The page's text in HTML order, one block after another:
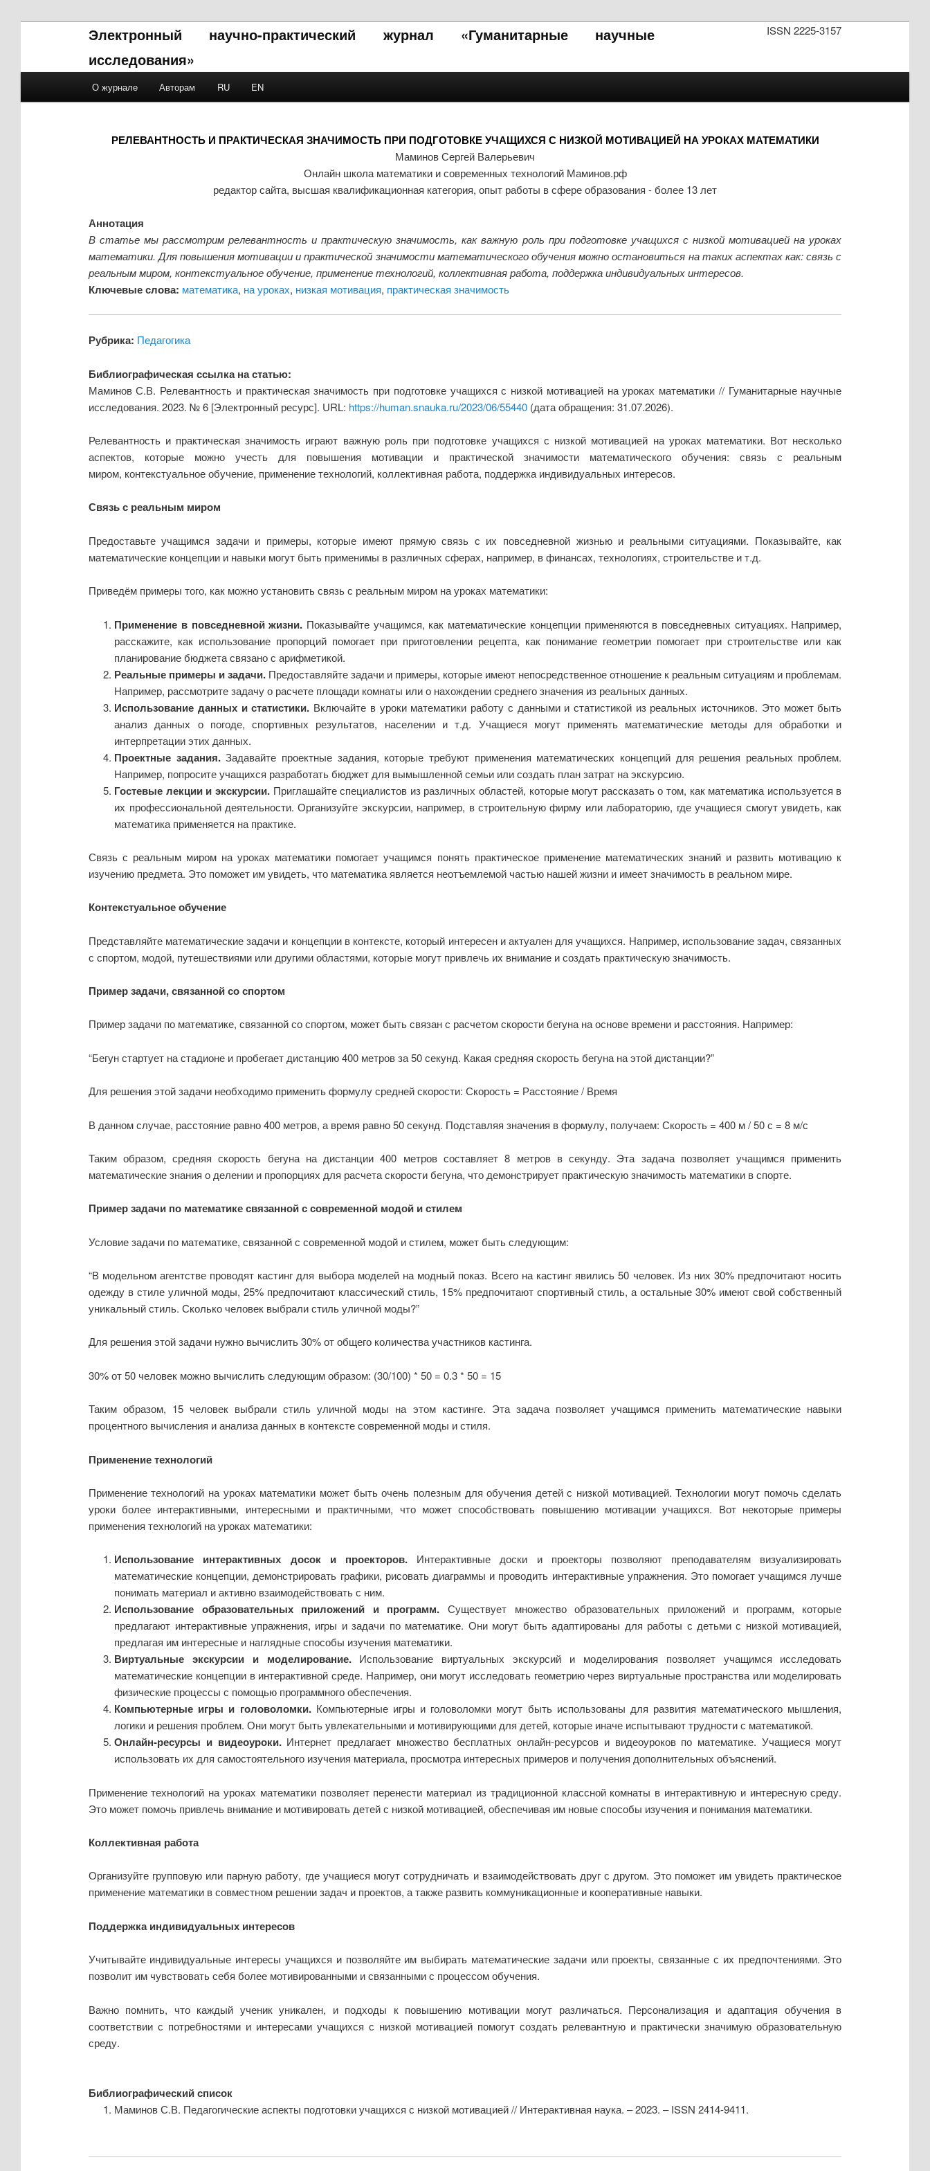
ISSN 2225-3157
Электронный научно-практический журнал «Гуманитарные научные
исследования»
Skip to primary content
Skip to secondary content
О журнале Авторам RU EN
РЕЛЕВАНТНОСТЬ И ПРАКТИЧЕСКАЯ ЗНАЧИМОСТЬ ПРИ ПОДГОТОВКЕ УЧАЩИХСЯ С НИЗКОЙ МОТИВАЦИЕЙ НА УРОКАХ МАТЕМАТИКИ
Маминов Сергей Валерьевич
Онлайн школа математики и современных технологий Маминов.рф
редактор сайта, высшая квалификационная категория, опыт работы в сфере образования - более 13 лет
Аннотация
В статье мы рассмотрим релевантность и практическую значимость, как важную роль при подготовке учащихся с низкой мотивацией на уроках
математики. Для повышения мотивации и практической значимости математического обучения можно остановиться на таких аспектах как: связь с
реальным миром, контекстуальное обучение, применение технологий, коллективная работа, поддержка индивидуальных интересов.
Ключевые слова: математика, на уроках, низкая мотивация, практическая значимость
Рубрика: Педагогика
Библиографическая ссылка на статью:
Маминов С.В. Релевантность и практическая значимость при подготовке учащихся с низкой мотивацией на уроках математики // Гуманитарные научные
исследования. 2023. № 6 [Электронный ресурс]. URL: https://human.snauka.ru/2023/06/55440(дата обращения: 31.07.2026).
Релевантность и практическая значимость играют важную роль при подготовке учащихся с низкой мотивацией на уроках математики. Вот несколько
аспектов, которые можно учесть для повышения мотивации и практической значимости математического обучения: связь с реальным
миром, контекстуальное обучение, применение технологий, коллективная работа, поддержка индивидуальных интересов.
Связь с реальным миром
Предоставьте учащимся задачи и примеры, которые имеют прямую связь с их повседневной жизнью и реальными ситуациями. Показывайте, как
математические концепции и навыки могут быть применимы в различных сферах, например, в финансах, технологиях, строительстве и т.д.
Приведём примеры того, как можно установить связь с реальным миром на уроках математики:
Применение в повседневной жизни. Показывайте учащимся, как математические концепции применяются в повседневных ситуациях. Например,
расскажите, как использование пропорций помогает при приготовлении рецепта, как понимание геометрии помогает при строительстве или как
планирование бюджета связано с арифметикой.
Реальные примеры и задачи. Предоставляйте задачи и примеры, которые имеют непосредственное отношение к реальным ситуациям и проблемам.
Например, рассмотрите задачу о расчете площади комнаты или о нахождении среднего значения из реальных данных.
Использование данных и статистики. Включайте в уроки математики работу с данными и статистикой из реальных источников. Это может быть
анализ данных о погоде, спортивных результатов, населении и т.д. Учащиеся могут применять математические методы для обработки и
интерпретации этих данных.
Проектные задания.Задавайте проектные задания, которые требуют применения математических концепций для решения реальных проблем.
Например, попросите учащихся разработать бюджет для вымышленной семьи или создать план затрат на экскурсию.
Гостевые лекции и экскурсии.Приглашайте специалистов из различных областей, которые могут рассказать о том, как математика используется в
их профессиональной деятельности. Организуйте экскурсии, например, в строительную фирму или лабораторию, где учащиеся смогут увидеть, как
математика применяется на практике.
Связь с реальным миром на уроках математики помогает учащимся понять практическое применение математических знаний и развить мотивацию к
изучению предмета. Это поможет им увидеть, что математика является неотъемлемой частью нашей жизни и имеет значимость в реальном мире.
Контекстуальное обучение
Представляйте математические задачи и концепции в контексте, который интересен и актуален для учащихся. Например, использование задач, связанных
с спортом, модой, путешествиями или другими областями, которые могут привлечь их внимание и создать практическую значимость.
Пример задачи, связанной со спортом
Пример задачи по математике, связанной со спортом, может быть связан с расчетом скорости бегуна на основе времени и расстояния. Например:
“Бегун стартует на стадионе и пробегает дистанцию 400 метров за 50 секунд. Какая средняя скорость бегуна на этой дистанции?”
Для решения этой задачи необходимо применить формулу средней скорости: Скорость = Расстояние / Время
В данном случае, расстояние равно 400 метров, а время равно 50 секунд. Подставляя значения в формулу, получаем: Скорость = 400 м / 50 с = 8 м/с
Таким образом, средняя скорость бегуна на дистанции 400 метров составляет 8 метров в секунду. Эта задача позволяет учащимся применить
математические знания о делении и пропорциях для расчета скорости бегуна, что демонстрирует практическую значимость математики в спорте.
Пример задачи по математике связанной с современной модой и стилем
Условие задачи по математике, связанной с современной модой и стилем, может быть следующим:
“В модельном агентстве проводят кастинг для выбора моделей на модный показ. Всего на кастинг явились 50 человек. Из них 30% предпочитают носить
одежду в стиле уличной моды, 25% предпочитают классический стиль, 15% предпочитают спортивный стиль, а остальные 30% имеют свой собственный
уникальный стиль. Сколько человек выбрали стиль уличной моды?”
Для решения этой задачи нужно вычислить 30% от общего количества участников кастинга.
30% от 50 человек можно вычислить следующим образом: (30/100) * 50 = 0.3 * 50 = 15
Таким образом, 15 человек выбрали стиль уличной моды на этом кастинге. Эта задача позволяет учащимся применить математические навыки
процентного вычисления и анализа данных в контексте современной моды и стиля.
Применение технологий
Применение технологий на уроках математики может быть очень полезным для обучения детей с низкой мотивацией. Технологии могут помочь сделать
уроки более интерактивными, интересными и практичными, что может способствовать повышению мотивации учащихся. Вот некоторые примеры
применения технологий на уроках математики:
Использование интерактивных досок и проекторов.Интерактивные доски и проекторы позволяют преподавателям визуализировать
математические концепции, демонстрировать графики, рисовать диаграммы и проводить интерактивные упражнения. Это помогает учащимся лучше
понимать материал и активно взаимодействовать с ним.
Использование образовательных приложений и программ. Существует множество образовательных приложений и программ, которые
предлагают интерактивные упражнения, игры и задачи по математике. Они могут быть адаптированы для работы с детьми с низкой мотивацией,
предлагая им интересные и наглядные способы изучения математики.
Виртуальные экскурсии и моделирование.Использование виртуальных экскурсий и моделирования позволяет учащимся исследовать
математические концепции в интерактивной среде. Например, они могут исследовать геометрию через виртуальные пространства или моделировать
физические процессы с помощью программного обеспечения.
Компьютерные игры и головоломки.Компьютерные игры и головоломки могут быть использованы для развития математического мышления,
логики и решения проблем. Они могут быть увлекательными и мотивирующими для детей, которые иначе испытывают трудности с математикой.
Онлайн-ресурсы и видеоуроки.Интернет предлагает множество бесплатных онлайн-ресурсов и видеоуроков по математике. Учащиеся могут
использовать их для самостоятельного изучения материала, просмотра интересных примеров и получения дополнительных объяснений.
Применение технологий на уроках математики позволяет перенести материал из традиционной классной комнаты в интерактивную и интересную среду.
Это может помочь привлечь внимание и мотивировать детей с низкой мотивацией, обеспечивая им новые способы изучения и понимания математики.
Коллективная работа
Организуйте групповую или парную работу, где учащиеся могут сотрудничать и взаимодействовать друг с другом. Это поможет им увидеть практическое
применение математики в совместном решении задач и проектов, а также развить коммуникационные и кооперативные навыки.
Поддержка индивидуальных интересов
Учитывайте индивидуальные интересы учащихся и позволяйте им выбирать математические задачи или проекты, связанные с их предпочтениями. Это
позволит им чувствовать себя более мотивированными и связанными с процессом обучения.
Важно помнить, что каждый ученик уникален, и подходы к повышению мотивации могут различаться. Персонализация и адаптация обучения в
соответствии с потребностями и интересами учащихся с низкой мотивацией помогут создать релевантную и практически значимую образовательную
среду.
Библиографический список
Маминов С.В. Педагогические аспекты подготовки учащихся с низкой мотивацией // Интерактивная наука. – 2023. – ISSN 2414-9411.